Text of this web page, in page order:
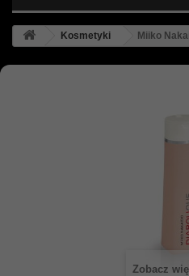
Kosmetyki Miiko
Zobacz